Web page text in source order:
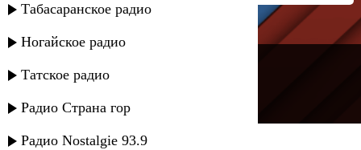
Табасаранское радио
Ногайское радио
Татское радио
Радио Страна гор
Радио Nostalgie 93.9
Русское радио